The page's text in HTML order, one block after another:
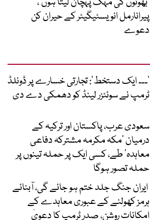
پیرانارمل انویسٹیگیٹر کے حیران کن
دعوے
’۔۔۔ ایک دستخط‘: تجارتی خسارے پر ڈونلڈ
ٹرمپ نے سوئٹزر لینڈ کو دھمکی دے دی
سعودی عرب، پاکستان اور ترکیہ کے
درمیان ’مکہ مکرمہ مشترکہ دفاعی
معاہدہ‘ طے، کسی ایک پر حملہ تینوں پر
حملہ تصور ہوگا
ایران جنگ جلد ختم ہو جائے گی، آبنائے
ہرمز کھولنے کے عبوری معاہدے کے
امکانات روشن، صدر ٹرمپ کا دعویٰ